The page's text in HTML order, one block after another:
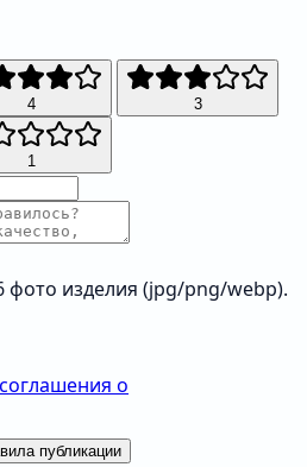
4 3
1
изделия (jpg/png/webp).
соглашения о
публикации